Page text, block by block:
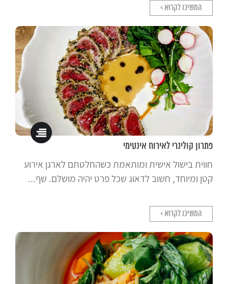
המשיכו לקרוא >
פתרון קולינרי לאירוח אינטימי
חווית בישול אישית ומותאמת כשהחלטתם לארגן אירוע
קטן ומיוחד, חשוב לדאוג שכל פרט יהיה מושלם. שף...
המשיכו לקרוא >